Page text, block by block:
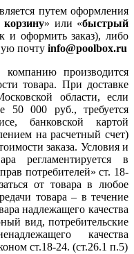
путем оформления
корзину» или «быстрый
и оформить заказ), либо
почту info@poolbox.ru
компанию производится
товара. При доставке
области, если
50 000 руб., требуется
банковской картой
на расчетный счет)
заказа. Условия и
регламентируется в
потребителей» ст. 18-
от товара в любое
товара – в течение
надлежащего качества
вид, потребительские
качества
ст.18-24. (ст.26.1 п.5)